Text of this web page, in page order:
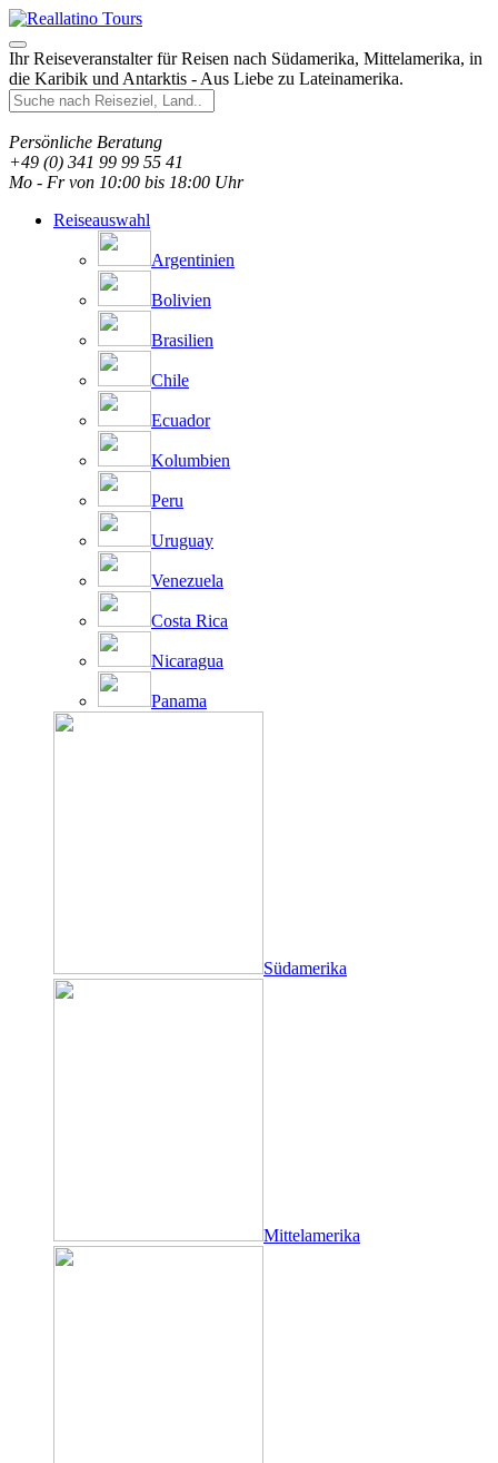
Ihr Reiseveranstalter für Reisen nach Südamerika, Mittelamerika, in
die Karibik und Antarktis - Aus Liebe zu Lateinamerika.
Persönliche Beratung
+49 (0) 341 99 99 55 41
Mo - Fr von 10:00 bis 18:00 Uhr
Reiseauswahl
Argentinien
Bolivien
Brasilien
Chile
Ecuador
Kolumbien
Peru
Uruguay
Venezuela
Costa Rica
Nicaragua
Panama
Südamerika
Mittelamerika